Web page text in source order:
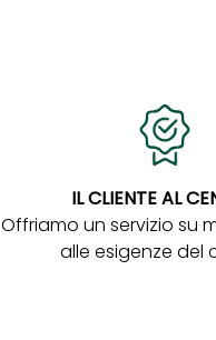
IL CLIENTE AL
Offriamo un servizio su
alle esigenze del